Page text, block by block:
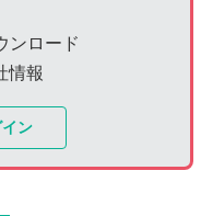
ンロード
情報
ン